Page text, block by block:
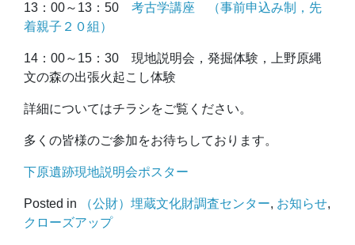
13：00～13：50 考古学講座 （事前申込み制，先
着親子２０組）
14：00～15：30 現地説明会，発掘体験，上野原縄
文の森の出張火起こし体験
詳細についてはチラシをご覧ください。
多くの皆様のご参加をお待ちしております。
下原遺跡現地説明会ポスター
Posted in （公財）埋蔵文化財調査センター, お知らせ,
クローズアップ